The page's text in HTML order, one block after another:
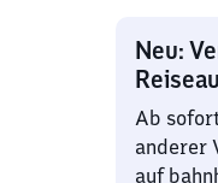
Neu:
Ab
anderer
auf